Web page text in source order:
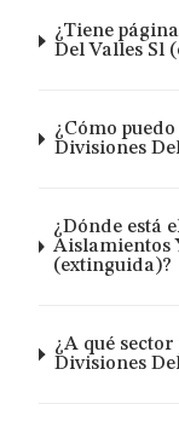
¿Tiene
Del Valles Sl
¿Cómo
Divisiones
¿Dónde está
Aislamientos
(extinguida)?
¿A qué
Divisiones